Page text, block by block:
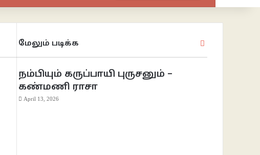
மேலும் படிக்க Close
நம்பியும் கருப்பாயி புருசனும் –
கண்மணி ராசா
April 13, 2026